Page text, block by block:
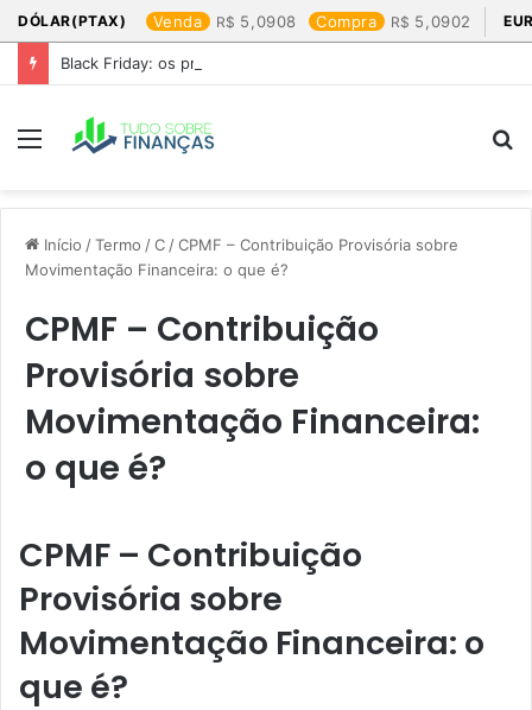
DÓLAR(PTAX) Venda 5,0908 Compra 5,0902
Black Friday: os produtos que mais valem a pena
Menu
Início /Termo /C /CPMF – Contribuição Provisória sobre
Movimentação Financeira: o que é?
CPMF – Contribuição
Provisória sobre
Movimentação Financeira:
o que é?
CPMF – Contribuição
Provisória sobre
Movimentação Financeira: o
que é?